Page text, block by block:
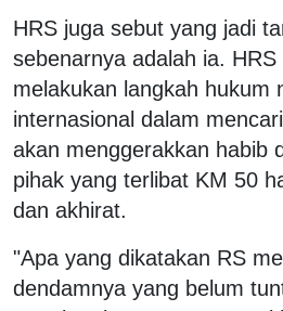
HRS juga sebut yang jadi
sebenarnya adalah ia.
melakukan langkah hukum
internasional dalam
akan menggerakkan habib
pihak yang terlibat KM 50
dan akhirat.
"Apa yang dikatakan RS
dendamnya yang belum